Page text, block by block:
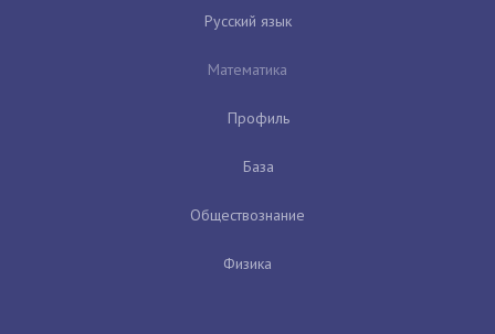
Русский язык
Математика
Профиль
База
Обществознание
Физика